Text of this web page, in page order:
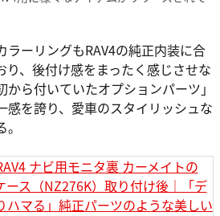
ラーリングもRAV4の純正内装に合
り、後付け感をまったく感じさせな
ら付いていたオプションパーツ」
感を誇り、愛車のスタイリッシュな